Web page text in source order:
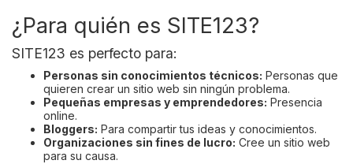
¿Para quién es SITE123?
SITE123 es perfecto para:
Personas sin conocimientos técnicos: Personas que
quieren crear un sitio web sin ningún problema.
Pequeñas empresas y emprendedores: Presencia
online.
Bloggers: Para compartir tus ideas y conocimientos.
Organizaciones sin fines de lucro: Cree un sitio web
para su causa.